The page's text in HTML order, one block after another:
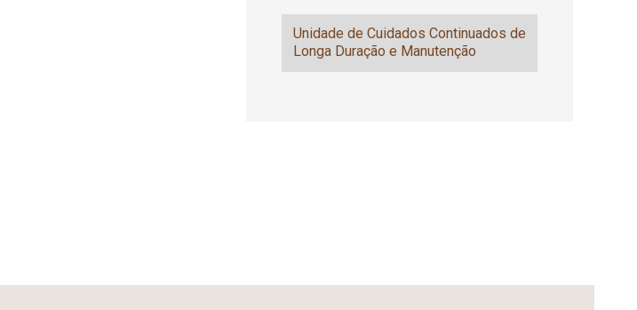
Unidade de Cuidados Continuados de
Longa Duração e Manutenção